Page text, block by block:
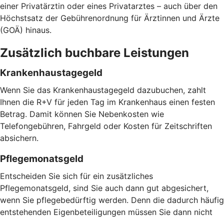
einer Privatärztin oder eines Privatarztes – auch über den
Höchstsatz der Gebührenordnung für Ärztinnen und Ärzte
(GOÄ) hinaus.
Zusätzlich buchbare Leistungen
Krankenhaustagegeld
Wenn Sie das Krankenhaustagegeld dazubuchen, zahlt
Ihnen die R+V für jeden Tag im Krankenhaus einen festen
Betrag. Damit können Sie Nebenkosten wie
Telefongebühren, Fahrgeld oder Kosten für Zeitschriften
absichern.
Pflegemonatsgeld
Entscheiden Sie sich für ein zusätzliches
Pflegemonatsgeld, sind Sie auch dann gut abgesichert,
wenn Sie pflegebedürftig werden. Denn die dadurch häufig
entstehenden Eigenbeteiligungen müssen Sie dann nicht